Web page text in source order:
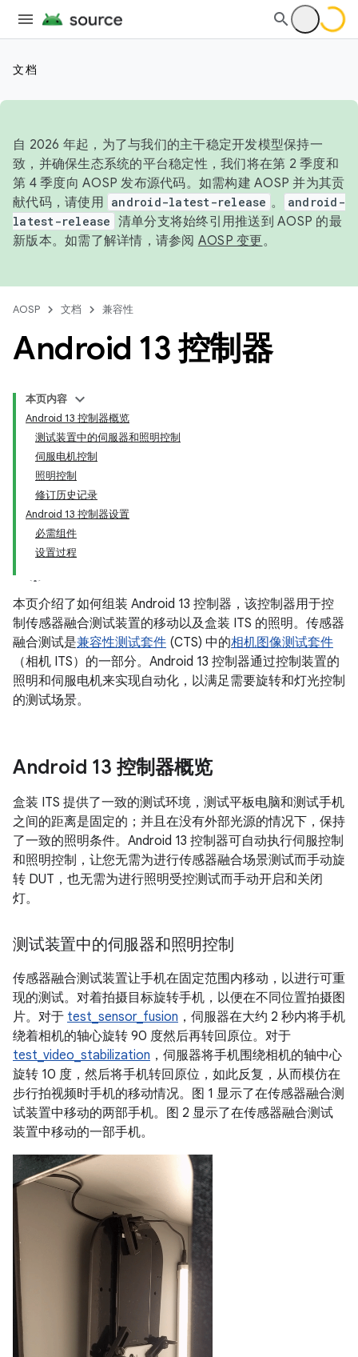
文档
自 2026 年起，为了与我们的主干稳定开发模型保持一
致，并确保生态系统的平台稳定性，我们将在第 2 季度和
第 4 季度向 AOSP 发布源代码。如需构建 AOSP 并为其贡
献代码，请使用 android-latest-release 。
android-
latest-release 清单分支将始终引用推送到 AOSP 的最
新版本。如需了解详情，请参阅 AOSP 变更。
AOSP 文档 兼容性
Android 13 控制器
本页内容
Android 13 控制器概览
测试装置中的伺服器和照明控制
伺服电机控制
照明控制
修订历史记录
Android 13 控制器设置
必需组件
设置过程
本页介绍了如何组装 Android 13 控制器，该控制器用于控
制传感器融合测试装置的移动以及盒装 ITS 的照明。传感器
融合测试是兼容性测试套件 (CTS) 中的相机图像测试套件
（相机 ITS）的一部分。Android 13 控制器通过控制装置的
照明和伺服电机来实现自动化，以满足需要旋转和灯光控制
的测试场景。
Android 13 控制器概览
盒装 ITS 提供了一致的测试环境，测试平板电脑和测试手机
之间的距离是固定的；并且在没有外部光源的情况下，保持
了一致的照明条件。Android 13 控制器可自动执行伺服控制
和照明控制，让您无需为进行传感器融合场景测试而手动旋
转 DUT，也无需为进行照明受控测试而手动开启和关闭
灯。
测试装置中的伺服器和照明控制
传感器融合测试装置让手机在固定范围内移动，以进行可重
现的测试。对着拍摄目标旋转手机，以便在不同位置拍摄图
片。对于 test_sensor_fusion ，伺服器在大约 2 秒内将手机
绕着相机的轴心旋转 90 度然后再转回原位。对于
test_video_stabilization ，伺服器将手机围绕相机的轴中心
旋转 10 度，然后将手机转回原位，如此反复，从而模仿在
步行拍视频时手机的移动情况。图 1 显示了在传感器融合测
试装置中移动的两部手机。图 2 显示了在传感器融合测试
装置中移动的一部手机。